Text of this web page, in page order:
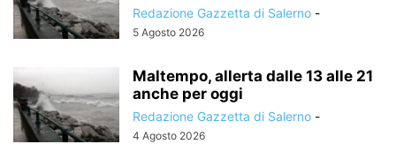
Redazione Gazzetta di Salerno -
5 Agosto 2026
Maltempo, allerta dalle 13 alle 21
anche per oggi
Redazione Gazzetta di Salerno -
4 Agosto 2026